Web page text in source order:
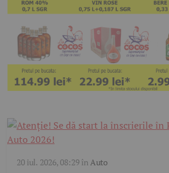
20 iul. 2026, 08:29înAuto